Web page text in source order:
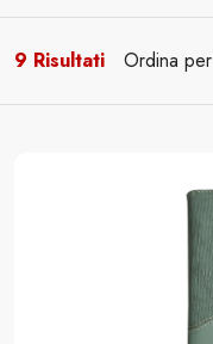
9 Risultati Ordina per
cerca